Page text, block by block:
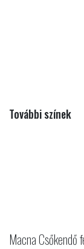
További színek
Macna Csőkendő